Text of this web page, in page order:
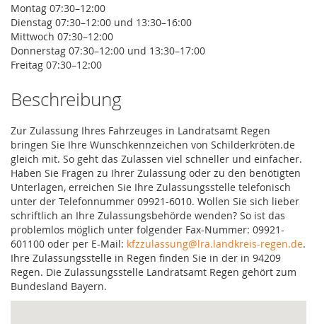
Montag 07:30–12:00
Dienstag 07:30–12:00 und 13:30–16:00
Mittwoch 07:30–12:00
Donnerstag 07:30–12:00 und 13:30–17:00
Freitag 07:30–12:00
Beschreibung
Zur Zulassung Ihres Fahrzeuges in Landratsamt Regen
bringen Sie Ihre Wunschkennzeichen von Schilderkröten.de
gleich mit. So geht das Zulassen viel schneller und einfacher.
Haben Sie Fragen zu Ihrer Zulassung oder zu den benötigten
Unterlagen, erreichen Sie Ihre Zulassungsstelle telefonisch
unter der Telefonnummer 09921-6010. Wollen Sie sich lieber
schriftlich an Ihre Zulassungsbehörde wenden? So ist das
problemlos möglich unter folgender Fax-Nummer: 09921-
601100 oder per E-Mail: kfzzulassung@lra.landkreis-regen.de.
Ihre Zulassungsstelle in Regen finden Sie in der in 94209
Regen. Die Zulassungsstelle Landratsamt Regen gehört zum
Bundesland Bayern.